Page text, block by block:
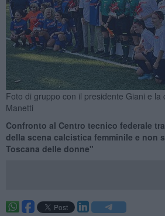
Foto di gruppo con il presidente Giani e la
Manetti
Confronto al Centro tecnico federale
della scena calcistica femminile e non
Toscana delle donne"